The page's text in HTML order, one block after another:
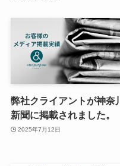
弊社クライアントが神奈川
新聞に掲載されました。
2025年7月12日